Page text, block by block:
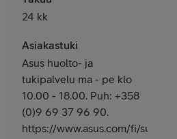
24 kk
Asiakastuki
Asus huolto- ja
tukipalvelu ma - pe klo
10.00 - 18.00. Puh: +358
(0)9 69 37 96 90.
https://www.asus.com/fi/support/